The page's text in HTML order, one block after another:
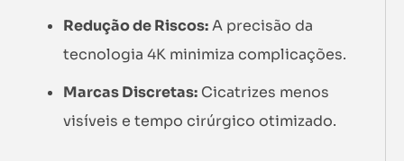
Redução de Riscos:A precisão da
tecnologia 4K minimiza complicações.
Marcas Discretas: Cicatrizes menos
visíveis e tempo cirúrgico otimizado.